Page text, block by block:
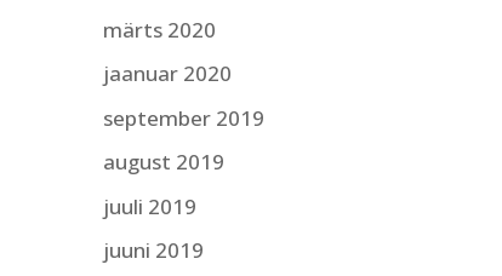
märts 2020
jaanuar 2020
september 2019
august 2019
juuli 2019
juuni 2019